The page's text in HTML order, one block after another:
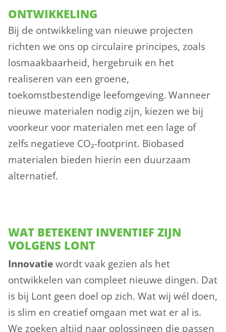
ONTWIKKELING
Bij de ontwikkeling van nieuwe projecten
richten we ons op circulaire principes, zoals
losmaakbaarheid, hergebruik en het
realiseren van een groene,
toekomstbestendige leefomgeving. Wanneer
nieuwe materialen nodig zijn, kiezen we bij
voorkeur voor materialen met een lage of
zelfs negatieve CO₂-footprint. Biobased
materialen bieden hierin een duurzaam
alternatief.
WAT BETEKENT INVENTIEF ZIJN
VOLGENS LONT
Innovatiewordt vaak gezien als het
ontwikkelen van compleet nieuwe dingen. Dat
is bij Lont geen doel op zich. Wat wij wél doen,
is slim en creatief omgaan met wat er al is.
We zoeken altijd naar oplossingen die passen